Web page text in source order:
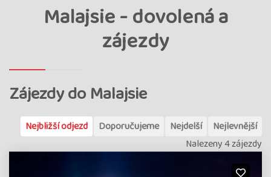
Malajsie - dovolená a
zájezdy
Zájezdy do Malajsie
Nejbližší odjezd Doporučujeme Nejdelší
Nejlevnější
Nalezeny 4 zájezdy